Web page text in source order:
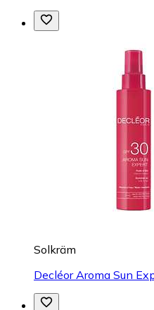
Solkräm
Decléor Aroma Sun